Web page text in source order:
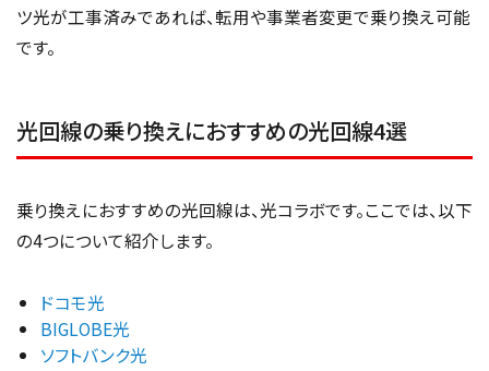
ツ光が工事済みであれば、転用や事業者変更で乗り換え可能
です。
光回線の乗り換えにおすすめの光回線4選
乗り換えにおすすめの光回線は、光コラボです。ここでは、以下
の4つについて紹介します。
ドコモ光
BIGLOBE光
ソフトバンク光